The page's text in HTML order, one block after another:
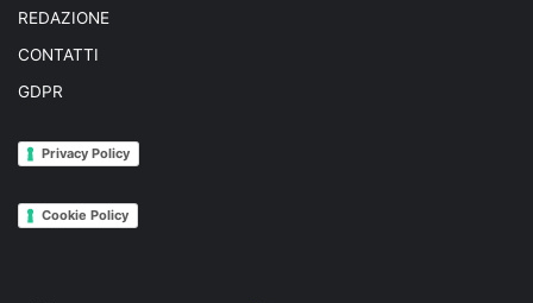
REDAZIONE
CONTATTI
GDPR
Privacy Policy
Cookie Policy